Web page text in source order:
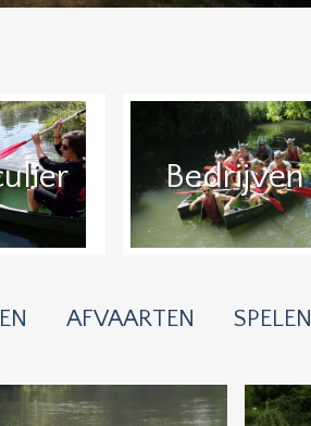
Bedrijven
AFVAARTEN SPELEN